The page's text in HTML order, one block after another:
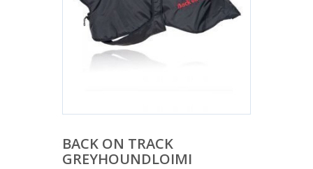
BACK ON TRACK
GREYHOUNDLOIMI